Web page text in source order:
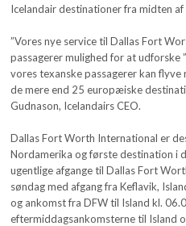
Icelandair destinationer fra midten
”Vores nye service til Dallas Fort
passagerer mulighed for at udforske
vores texanske passagerer kan
de mere end 25 europæiske
Gudnason, Icelandairs CEO.
Dallas Fort Worth International er
Nordamerika og første destination i
ugentlige afgange til Dallas Fort
søndag med afgang fra Keflavik,
og ankomst fra DFW til Island kl.
eftermiddagsankomsterne til Island